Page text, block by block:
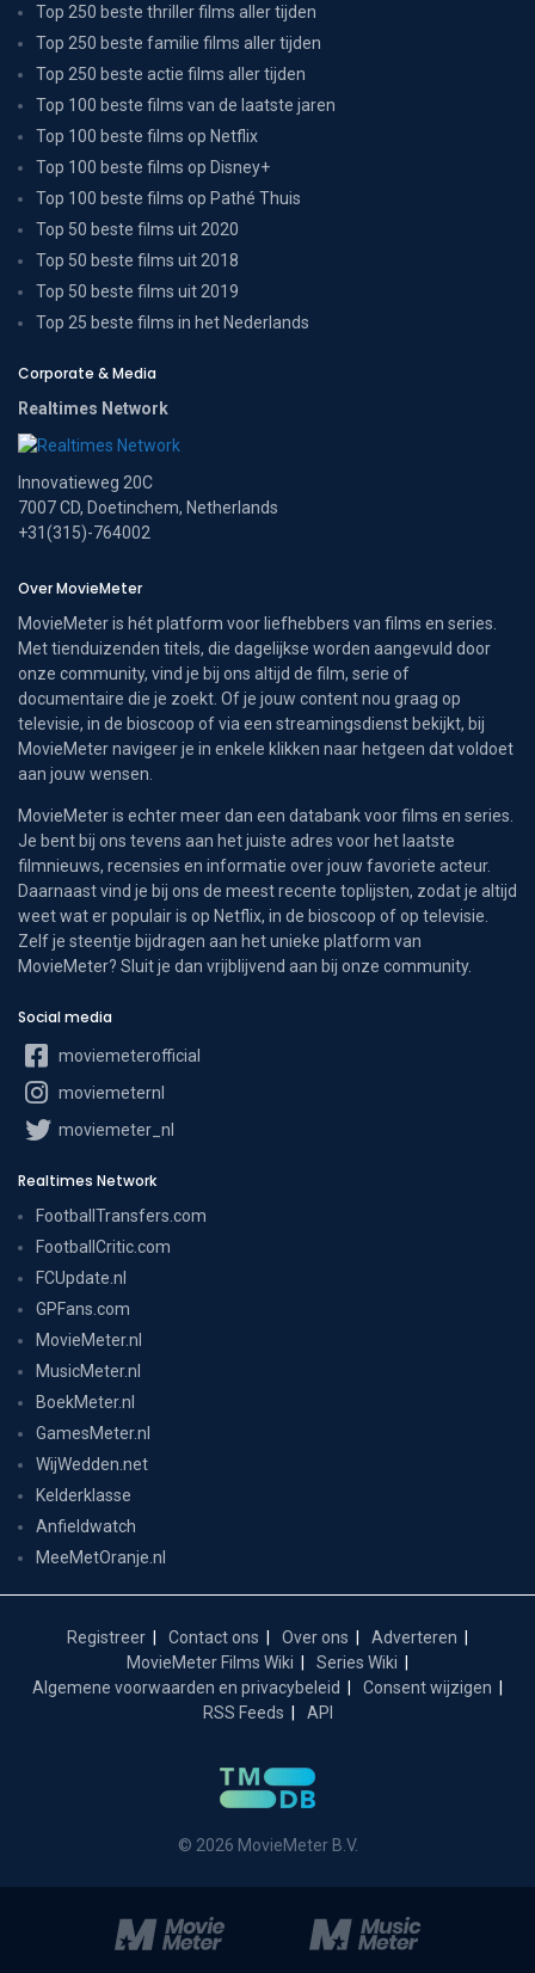
Top 250 beste thriller films aller tijden
Top 250 beste familie films aller tijden
Top 250 beste actie films aller tijden
Top 100 beste films van de laatste jaren
Top 100 beste films op Netflix
Top 100 beste films op Disney+
Top 100 beste films op Pathé Thuis
Top 50 beste films uit 2020
Top 50 beste films uit 2018
Top 50 beste films uit 2019
Top 25 beste films in het Nederlands
Corporate & Media
Realtimes Network
Innovatieweg 20C
7007 CD, Doetinchem, Netherlands
+31(315)-764002
Over MovieMeter
MovieMeter is hét platform voor liefhebbers van films en series.
Met tienduizenden titels, die dagelijkse worden aangevuld door
onze community, vind je bij ons altijd de film, serie of
documentaire die je zoekt. Of je jouw content nou graag op
televisie, in de bioscoop of via een streamingsdienst bekijkt, bij
MovieMeter navigeer je in enkele klikken naar hetgeen dat voldoet
aan jouw wensen.
MovieMeter is echter meer dan een databank voor films en series.
Je bent bij ons tevens aan het juiste adres voor het laatste
filmnieuws, recensies en informatie over jouw favoriete acteur.
Daarnaast vind je bij ons de meest recente toplijsten, zodat je altijd
weet wat er populair is op Netflix, in de bioscoop of op televisie.
Zelf je steentje bijdragen aan het unieke platform van
MovieMeter? Sluit je dan vrijblijvend aan bij onze community.
Social media
moviemeterofficial
moviemeternl
moviemeter_nl
Realtimes Network
FootballTransfers.com
FootballCritic.com
FCUpdate.nl
GPFans.com
MovieMeter.nl
MusicMeter.nl
BoekMeter.nl
GamesMeter.nl
WijWedden.net
Kelderklasse
Anfieldwatch
MeeMetOranje.nl
Registreer Contact ons Over ons
Adverteren
MovieMeter Films Wiki
Series Wiki
Algemene voorwaarden en privacybeleid
Consent wijzigen
RSS Feeds
API
© 2026 MovieMeter B.V.